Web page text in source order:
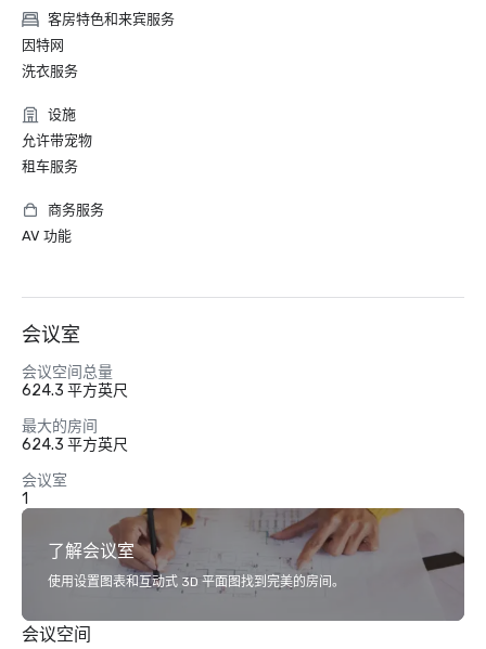
客房特色和来宾服务
因特网
洗衣服务
设施
允许带宠物
租车服务
商务服务
AV 功能
会议室
会议空间总量
624.3 平方英尺
最大的房间
624.3 平方英尺
会议室
1
了解会议室
使用设置图表和互动式 3D 平面图找到完美的房间。
会议空间